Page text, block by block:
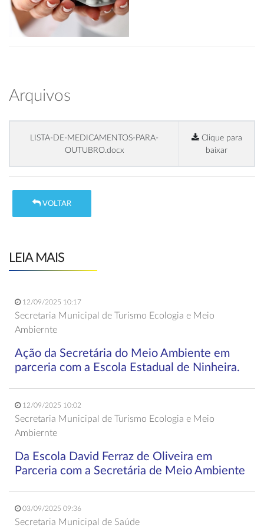
Arquivos
LISTA-DE-MEDICAMENTOS-PARA-
OUTUBRO.docx
Clique para
baixar
VOLTAR
LEIA MAIS
12/09/2025 10:17
Secretaria Municipal de Turismo Ecologia e Meio
Ambiernte
Ação da Secretária do Meio Ambiente em
parceria com a Escola Estadual de Ninheira.
12/09/2025 10:02
Secretaria Municipal de Turismo Ecologia e Meio
Ambiernte
Da Escola David Ferraz de Oliveira em
Parceria com a Secretária de Meio Ambiente
03/09/2025 09:36
Secretaria Municipal de Saúde